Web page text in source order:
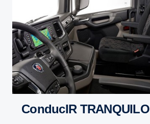
ConducIR TRANQUILO